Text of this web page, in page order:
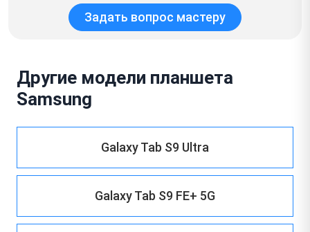
Задать вопрос мастеру
Другие модели планшета
Samsung
Galaxy Tab S9 Ultra
Galaxy Tab S9 FE+ 5G